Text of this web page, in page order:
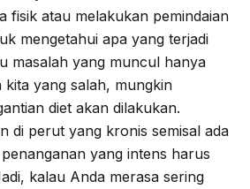
fisik atau melakukan pemindaian
mengetahui apa yang terjadi
masalah yang muncul hanya
yang salah, mungkin
diet akan dilakukan.
di perut yang kronis semisal ada
yang intens harus
kalau Anda merasa sering